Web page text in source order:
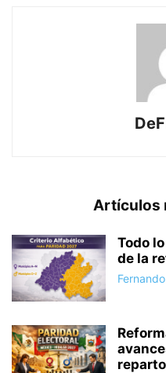
Artículos
Todo
de la